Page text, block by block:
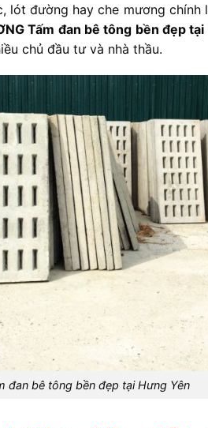
lót đường hay che mương
Tấm đan bê tông bền đẹp
chủ đầu tư và nhà thầu.
đan bê tông bền đẹp tại Hưng Yên